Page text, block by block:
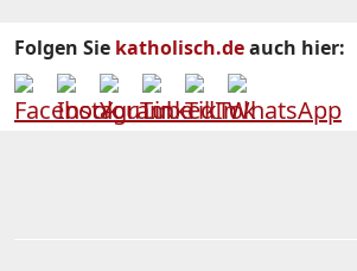
Folgen Sie katholisch.deauch hier: